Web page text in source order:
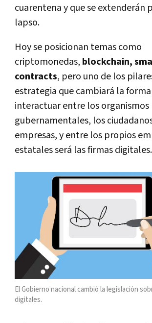
cuarentena y que se extenderán
lapso.
Hoy se posicionan temas como
criptomonedas, blockchain,
contracts, pero uno de los
estrategia que cambiará la
interactuar entre los organismos
gubernamentales, los
empresas, y entre los propios
estatales será las firmas digitales.
El Gobierno nacional cambió la legislación
digitales.